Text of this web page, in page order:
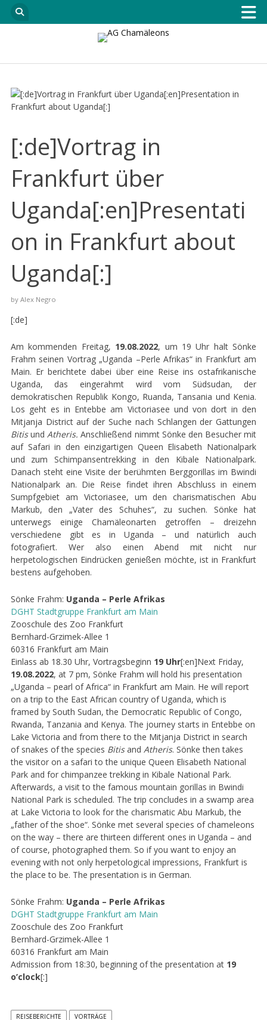
[:de]Vortrag in
Frankfurt über
Uganda[:en]Presentati
on in Frankfurt about
Uganda[:]
by Alex Negro
[:de]
Am kommenden Freitag, 19.08.2022, um 19 Uhr halt Sönke
Frahm seinen Vortrag „Uganda –Perle Afrikas“ in Frankfurt am
Main. Er berichtete dabei über eine Reise ins ostafrikanische
Uganda, das eingerahmt wird vom Südsudan, der
demokratischen Republik Kongo, Ruanda, Tansania und Kenia.
Los geht es in Entebbe am Victoriasee und von dort in den
Mitjanja District auf der Suche nach Schlangen der Gattungen
BitisundAtheris. Anschließend nimmt Sönke den Besucher mit
auf Safari in den einzigartigen Queen Elisabeth Nationalpark
und zum Schimpansentrekking in den Kibale Nationalpark.
Danach steht eine Visite der berühmten Berggorillas im Bwindi
Nationalpark an. Die Reise findet ihren Abschluss in einem
Sumpfgebiet am Victoriasee, um den charismatischen Abu
Markub, den „Vater des Schuhes“, zu suchen. Sönke hat
unterwegs einige Chamäleonarten getroffen – dreizehn
verschiedene gibt es in Uganda – und natürlich auch
fotografiert. Wer also einen Abend mit nicht nur
herpetologischen Eindrücken genießen möchte, ist in Frankfurt
bestens aufgehoben.
Sönke Frahm: Uganda – Perle Afrikas
DGHT Stadtgruppe Frankfurt am Main
Zooschule des Zoo Frankfurt
Bernhard-Grzimek-Allee 1
60316 Frankfurt am Main
Einlass ab 18.30 Uhr, Vortragsbeginn 19 Uhr[:en]Next Friday,
19.08.2022, at 7 pm, Sönke Frahm will hold his presentation
„Uganda – pearl of Africa“ in Frankfurt am Main. He will report
on a trip to the East African country of Uganda, which is
framed by South Sudan, the Democratic Republic of Congo,
Rwanda, Tanzania and Kenya. The journey starts in Entebbe on
Lake Victoria and from there to the Mitjanja District in search
of snakes of the species Bitisand Atheris. Sönke then takes
the visitor on a safari to the unique Queen Elisabeth National
Park and for chimpanzee trekking in Kibale National Park.
Afterwards, a visit to the famous mountain gorillas in Bwindi
National Park is scheduled. The trip concludes in a swamp area
at Lake Victoria to look for the charismatic Abu Markub, the
„father of the shoe“. Sönke met several species of chameleons
on the way – there are thirteen different ones in Uganda – and
of course, photographed them. So if you want to enjoy an
evening with not only herpetological impressions, Frankfurt is
the place to be. The presentation is in German.
Sönke Frahm: Uganda – Perle Afrikas
DGHT Stadtgruppe Frankfurt am Main
Zooschule des Zoo Frankfurt
Bernhard-Grzimek-Allee 1
60316 Frankfurt am Main
Admission from 18:30, beginning of the presentation at 19
o’clock[:]
REISEBERICHTE VORTRÄGE